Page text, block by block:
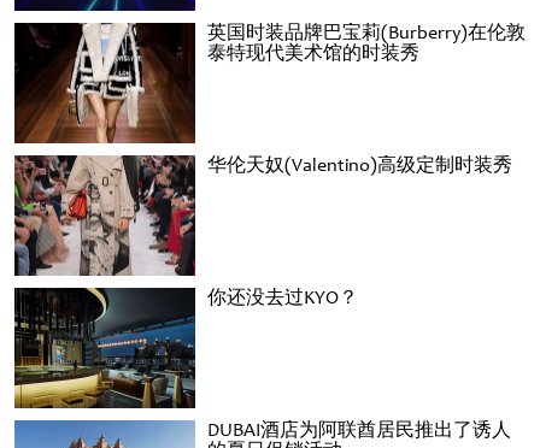
英国时装品牌巴宝莉(Burberry)在伦敦
泰特现代美术馆的时装秀
华伦天奴(Valentino)高级定制时装秀
你还没去过KYO？
DUBAI酒店为阿联酋居民推出了诱人